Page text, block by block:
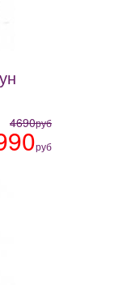
4690руб
руб